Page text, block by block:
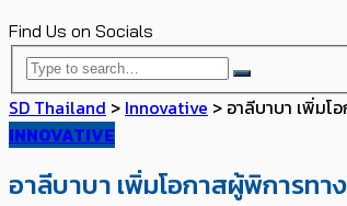
Find Us on Socials
SD Thailand > Innovative > อาลีบาบา เพิ่มโ
INNOVATIVE
อาลีบาบา เพิ่มโอกาสผู้พิการทา